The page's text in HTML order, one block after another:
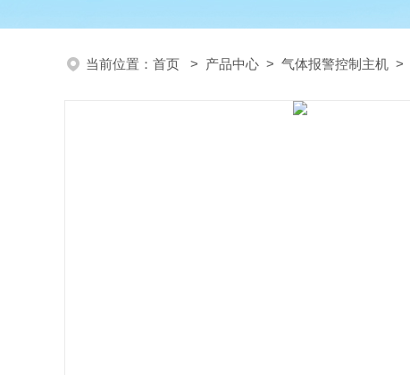
当前位置： 首页 > 产品中心 > 气体报警控制主机 >